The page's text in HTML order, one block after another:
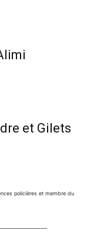
et Gilets
policières et membre du